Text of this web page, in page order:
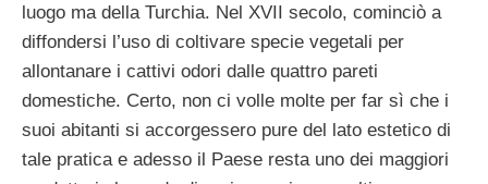
luogo ma della Turchia. Nel XVII secolo, cominciò a
diffondersi l’uso di coltivare specie vegetali per
allontanare i cattivi odori dalle quattro pareti
domestiche. Certo, non ci volle molte per far sì che i
suoi abitanti si accorgessero pure del lato estetico di
tale pratica e adesso il Paese resta uno dei maggiori